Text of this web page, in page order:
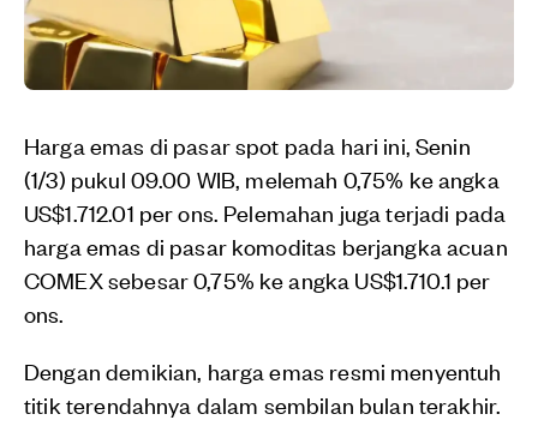
Harga emas di pasar spot pada hari ini, Senin
(1/3) pukul 09.00 WIB, melemah 0,75% ke angka
US$1.712.01 per ons. Pelemahan juga terjadi pada
harga emas di pasar komoditas berjangka acuan
COMEX sebesar 0,75% ke angka US$1.710.1 per
ons.
Dengan demikian, harga emas resmi menyentuh
titik terendahnya dalam sembilan bulan terakhir.